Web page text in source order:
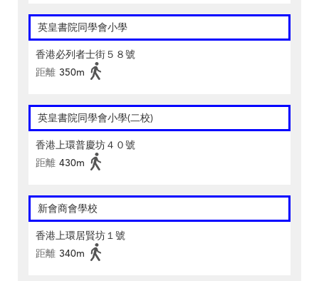
英皇書院同學會小學
香港必列者士街５８號
距離 350m
英皇書院同學會小學(二校)
香港上環普慶坊４０號
距離 430m
新會商會學校
香港上環居賢坊１號
距離 340m